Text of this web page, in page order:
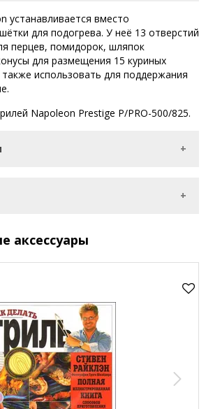
устанавливается вместо
для подогрева. У неё 13 отверстий
перцев, помидорок, шляпок
для размещения 15 куриных
использовать для поддержания
Napoleon Prestige P/PRO-500/825.
аксессуары